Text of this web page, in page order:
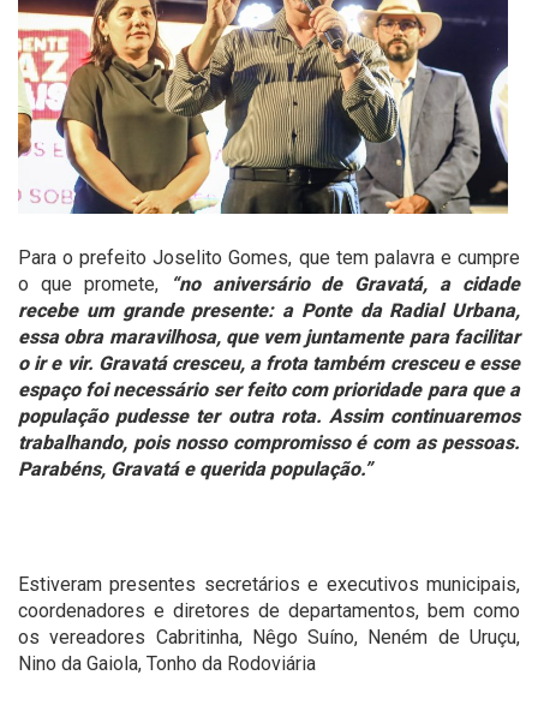
Para o prefeito Joselito Gomes, que tem palavra e cumpre
o que promete,
“no aniversário de Gravatá, a cidade
recebe um grande presente: a Ponte da Radial Urbana,
essa obra maravilhosa, que vem juntamente para facilitar
o ir e vir. Gravatá cresceu, a frota também cresceu e esse
espaço foi necessário ser feito com prioridade para que a
população pudesse ter outra rota. Assim continuaremos
trabalhando, pois nosso compromisso é com as pessoas.
Parabéns, Gravatá e querida população.”
Estiveram presentes secretários e executivos municipais,
coordenadores e diretores de departamentos, bem como
os vereadores Cabritinha, Nêgo Suíno, Neném de Uruçu,
Nino da Gaiola, Tonho da Rodoviária